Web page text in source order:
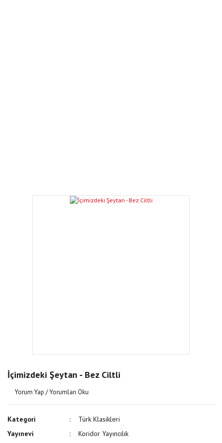
İçimizdeki Şeytan - Bez Ciltli
Yorum Yap / Yorumları Oku
Kategori
Türk Klasikleri
Yayınevi
Koridor Yayıncılık